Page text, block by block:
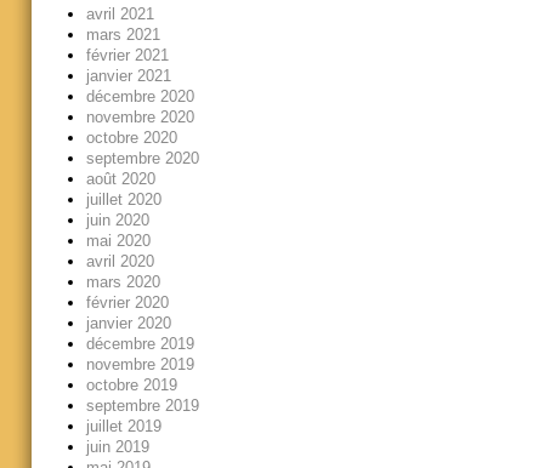
avril 2021
mars 2021
février 2021
janvier 2021
décembre 2020
novembre 2020
octobre 2020
septembre 2020
août 2020
juillet 2020
juin 2020
mai 2020
avril 2020
mars 2020
février 2020
janvier 2020
décembre 2019
novembre 2019
octobre 2019
septembre 2019
juillet 2019
juin 2019